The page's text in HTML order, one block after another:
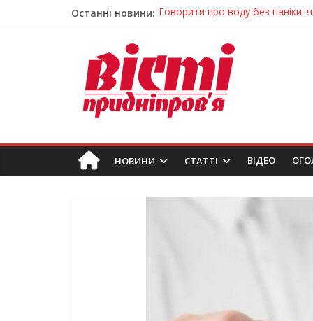
Останні новини: Лікар – на екрані: Як працюють
Пошуки тривають: на
Ветерани Дніпропетровщини
Говорити про воду без паніки:
НОВИНИ СТАТТІ ВIДЕО